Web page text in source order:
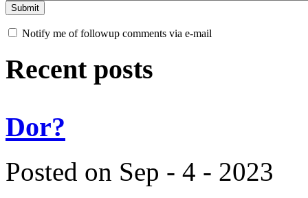
Notify me of followup comments via e-mail
Recent posts
Dor?
Posted on Sep - 4 - 2023